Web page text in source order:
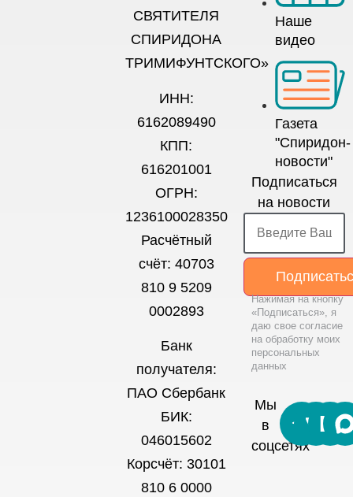
СВЯТИТЕЛЯ
СПИРИДОНА
ТРИМИФУНТСКОГО»
ИНН:
6162089490
КПП:
616201001
ОГРН:
1236100028350
Расчётный
счёт: 40703
810 9 5209
0002893
Банк
получателя:
ПАО Сбербанк
БИК:
046015602
Корсчёт: 30101
810 6 0000
Наше
видео
Газета
"Спиридон-
новости"
Подписаться
на новости
Нажимая на кнопку
«Подписаться», я
даю свое согласие
на обработку моих
персональных
данных
Мы
в
соцсетях